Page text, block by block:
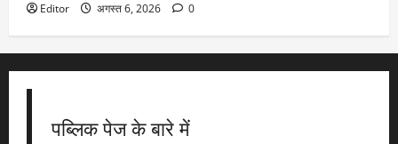
Editor अगस्त 6, 2026 0
पब्लिक पेज के बारे में